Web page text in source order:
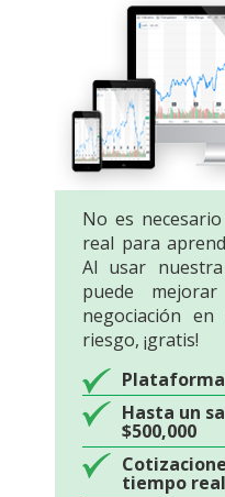
No es
real para
Al usar
puede
negociación
riesgo, ¡gratis!
Hasta un
$500,000
tiempo real